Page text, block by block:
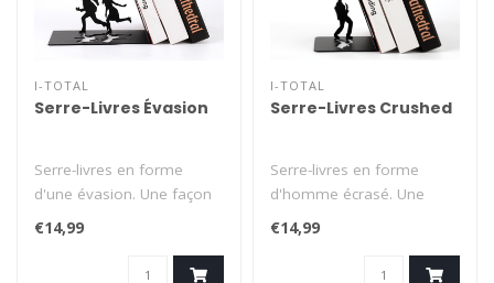
I-TOTAL
Serre-Livres Évasion
Serre-livres en forme
d'une évasion. Une façon
amusante de placer vos
livres d..
€14,99
I-TOTAL
Serre-Livres Crushed
Serre-livres en forme
d'homme écrasé. Une
façon amusante de placer
vos livres..
€14,99